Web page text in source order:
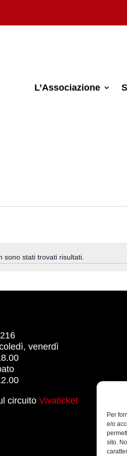
Per
e/o
sito.
L’Associazione
Notice
sono stati trovati risultati.
venerdì
circuito Vivaticket